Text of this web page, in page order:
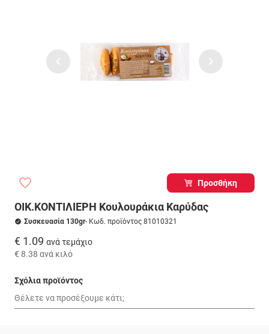
Προσθήκη
ΟΙΚ.ΚΟΝΤΙΛΙΕΡΗ Κουλουράκια Καρύδας
Συσκευασία 130gr- Κωδ. προϊόντος 81010321
€ 1.09 ανά τεμάχιο
€ 8.38 ανά κιλό
Σχόλια προϊόντος